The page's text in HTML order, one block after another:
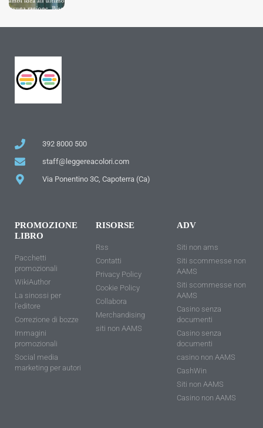
392 8000 500
staff@leggereacolori.com
Via Ponentino 3C, Capoterra (Ca)
PROMOZIONE
LIBRO
Pacchetti
promozionali
WikiAuthor
La sinossi per
l'editore
Correzione di bozze
Immagini
promozionali
Social media
marketing per autori
RISORSE
Rss
Contatti
Privacy Policy
Cookie Policy
Collabora
Merchandising
siti non AAMS
ADV
Siti non ams
Siti scommesse non
AAMS
Siti scommesse non
AAMS
Casino senza
documenti
Casino senza
documenti
casino non AAMS
CashWin
Siti non AAMS
Casino non AAMS